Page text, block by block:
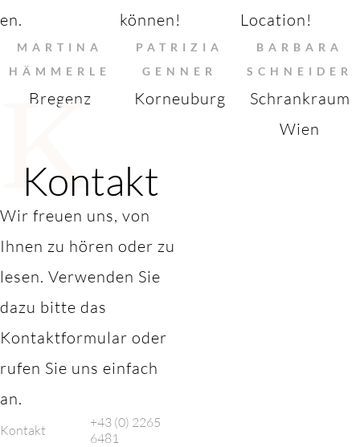
en.
MARTINA
HÄMMERLE
Bregenz
können!
PATRIZIA
GENNER
Korneuburg
Location!
BARBARA
SCHNEIDER
Schrankraum
Wien
K
Kontakt
Wir freuen uns, von
Ihnen zu hören oder zu
lesen. Verwenden Sie
dazu bitte das
Kontaktformular oder
rufen Sie uns einfach
an.
Kontakt
+43 (0) 2265
6481